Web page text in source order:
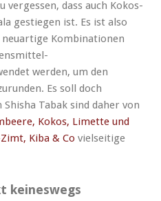
vergessen, dass auch Kokos-
gestiegen ist. Es ist also
neuartige Kombinationen
werden, um den
Es soll doch
Shisha Tabak sind daher von
Kokos, Limette und
, Kiba & Co vielseitige
keineswegs